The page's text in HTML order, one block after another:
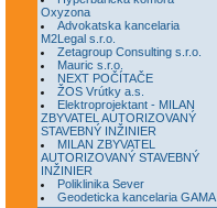
Oxyzona
Advokatska kancelaria
M2Legal s.r.o.
Zetagroup Consulting s.r.o.
Mauric s.r.o.
NEXT POČÍTAČE
ŽOS Vrútky a.s.
Elektroprojektant - MILAN
ZBYVATEL AUTORIZOVANÝ
STAVEBNÝ INŽINIER
MILAN ZBYVATEL
AUTORIZOVANÝ STAVEBNÝ
INŽINIER
Poliklinika Sever
Geodeticka kancelaria GAMA